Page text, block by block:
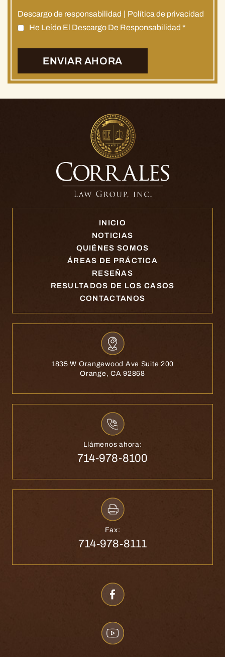
Descargo de responsabilidad
Política de privacidad
He Leído El Descargo De Responsabilidad *
INICIO
NOTICIAS
QUIÉNES SOMOS
ÁREAS DE PRÁCTICA
RESEÑAS
RESULTADOS DE LOS CASOS
CONTACTANOS
1835 W Orangewood Ave Suite 200
Orange, CA 92868
Llámenos ahora:
714-978-8100
Fax:
714-978-8111